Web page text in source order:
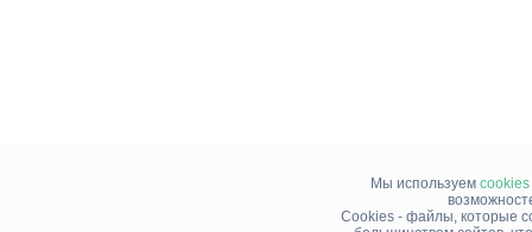
Мы используем cookies
Cookies - файлы, которые